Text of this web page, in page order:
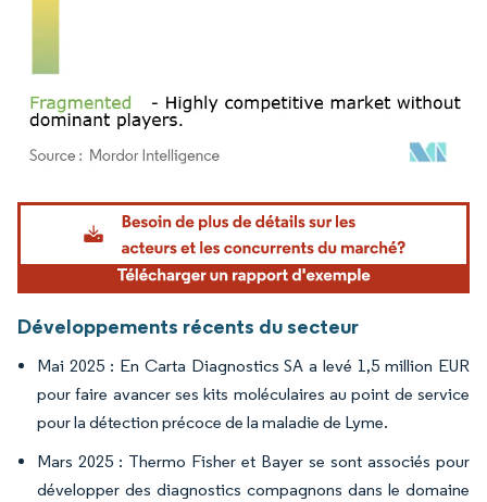
Image © Mordor Intelligence. La réutilisation nécessite une attribution sous CC BY
Développements récents du secteur
Mai 2025 : En Carta Diagnostics SA a levé 1,5 million EUR
pour faire avancer ses kits moléculaires au point de service
pour la détection précoce de la maladie de Lyme.
Mars 2025 : Thermo Fisher et Bayer se sont associés pour
développer des diagnostics compagnons dans le domaine